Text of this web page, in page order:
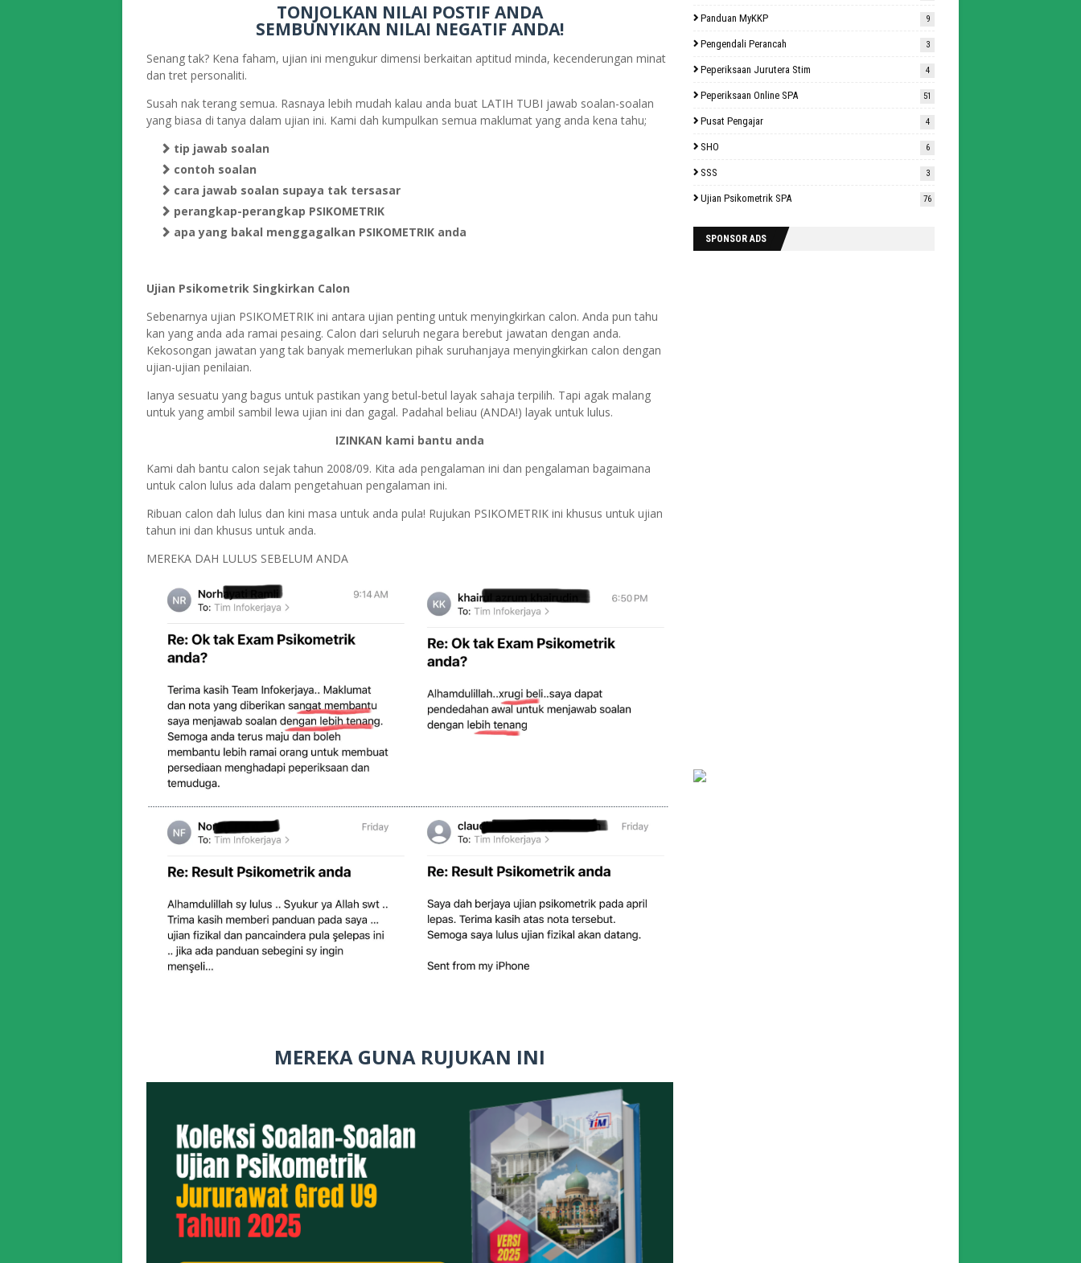
TONJOLKAN NILAI POSTIF ANDA
SEMBUNYIKAN NILAI NEGATIF ANDA!
Senang tak? Kena faham, ujian ini mengukur dimensi berkaitan aptitud minda, kecenderungan minat
dan tret personaliti.
Susah nak terang semua. Rasnaya lebih mudah kalau anda buat LATIH TUBI jawab soalan-soalan
yang biasa di tanya dalam ujian ini. Kami dah kumpulkan semua maklumat yang anda kena tahu;
tip jawab soalan
contoh soalan
cara jawab soalan supaya tak tersasar
perangkap-perangkap PSIKOMETRIK
apa yang bakal menggagalkan PSIKOMETRIK anda
Ujian Psikometrik Singkirkan Calon
Sebenarnya ujian PSIKOMETRIK ini antara ujian penting untuk menyingkirkan calon. Anda pun tahu
kan yang anda ada ramai pesaing. Calon dari seluruh negara berebut jawatan dengan anda.
Kekosongan jawatan yang tak banyak memerlukan pihak suruhanjaya menyingkirkan calon dengan
ujian-ujian penilaian.
Ianya sesuatu yang bagus untuk pastikan yang betul-betul layak sahaja terpilih. Tapi agak malang
untuk yang ambil sambil lewa ujian ini dan gagal. Padahal beliau (ANDA!) layak untuk lulus.
IZINKAN kami bantu anda
Kami dah bantu calon sejak tahun 2008/09. Kita ada pengalaman ini dan pengalaman bagaimana
untuk calon lulus ada dalam pengetahuan pengalaman ini.
Ribuan calon dah lulus dan kini masa untuk anda pula! Rujukan PSIKOMETRIK ini khusus untuk ujian
tahun ini dan khusus untuk anda.
MEREKA DAH LULUS SEBELUM ANDA
MEREKA GUNA RUJUKAN INI
Panduan MyKKP 9
Pengendali Perancah 3
Peperiksaan Jurutera Stim 4
Peperiksaan Online SPA 51
Pusat Pengajar 4
SHO 6
SSS 3
Ujian Psikometrik SPA 76
SPONSOR ADS